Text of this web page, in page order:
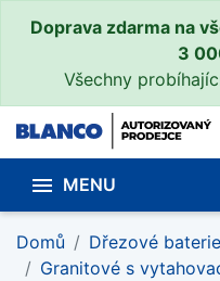
Doprava zdarma na
3
Všechny
 MENU
Domů
Dřezové baterie
Granitové s